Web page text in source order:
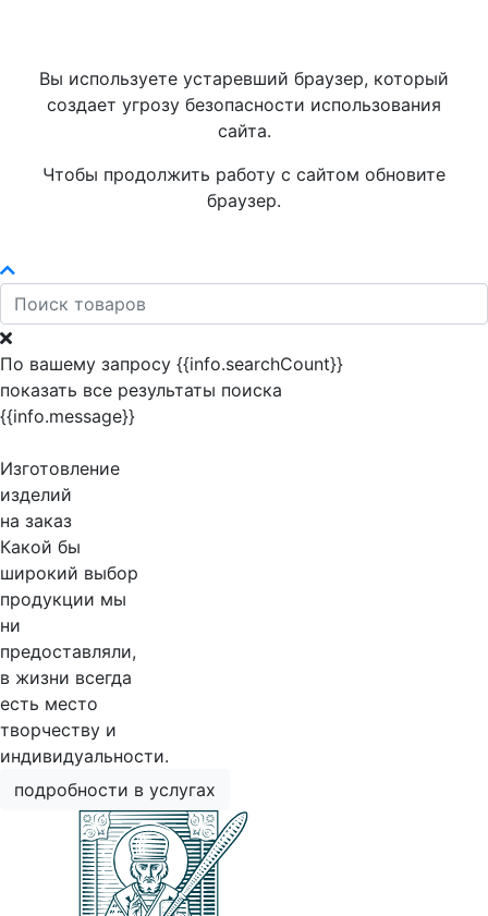
Вы используете устаревший браузер, который
создает угрозу безопасности использования
сайта.
Чтобы продолжить работу с сайтом обновите
браузер.
По вашему запросу {{info.searchCount}}
показать все результаты поиска
{{info.message}}
Изготовление
изделий
на заказ
Какой бы
широкий выбор
продукции мы
ни
предоставляли,
в жизни всегда
есть место
творчеству и
индивидуальности.
подробности в услугах